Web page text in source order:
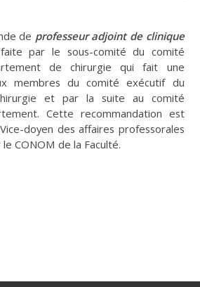
de professeur adjoint de clinique
par le sous-comité du comité
de chirurgie qui fait une
membres du comité exécutif du
et par la suite au comité
Cette recommandation est
doyen des affaires professorales
CONOM de la Faculté.